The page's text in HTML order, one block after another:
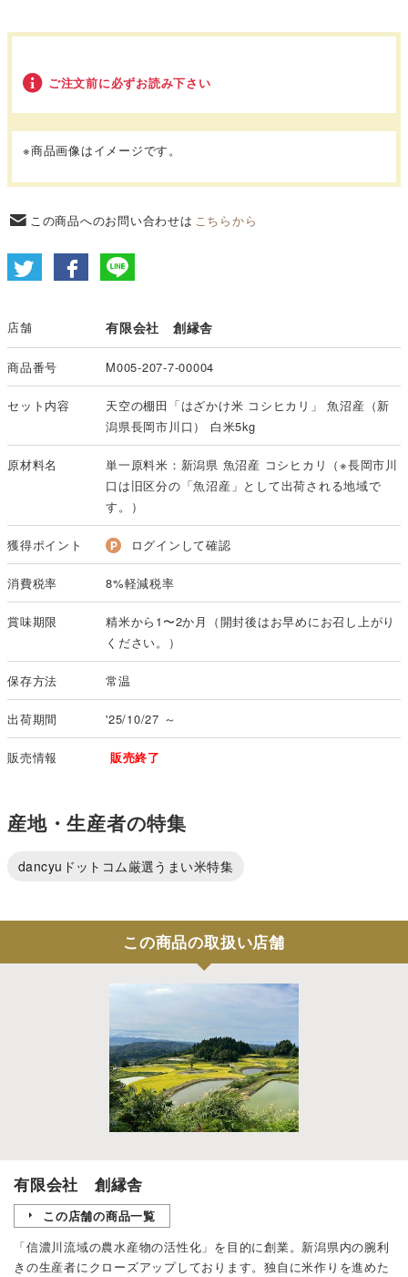
ご注文前に必ずお読み下さい
※商品画像はイメージです。
この商品へのお問い合わせは こちらから
店舗 有限会社 創縁舎
商品番号 M005-207-7-00004
セット内容
天空の棚田「はざかけ米 コシヒカリ」 魚沼産（新
潟県長岡市川口） 白米5kg
原材料名
単一原料米：新潟県 魚沼産 コシヒカリ（※長岡市川
口は旧区分の「魚沼産」として出荷される地域で
す。）
獲得ポイント ログインして確認
消費税率 8%軽減税率
賞味期限
精米から1〜2か月（開封後はお早めにお召し上がり
ください。）
保存方法 常温
出荷期間 '25/10/27 ～
販売情報 販売終了
産地・生産者の特集
dancyuドットコム厳選うまい米特集
この商品の取扱い店舗
有限会社 創縁舎
この店舗の商品一覧
「信濃川流域の農水産物の活性化」を目的に創業。新潟県内の腕利
きの生産者にクローズアップしております。独自に米作りを進めた